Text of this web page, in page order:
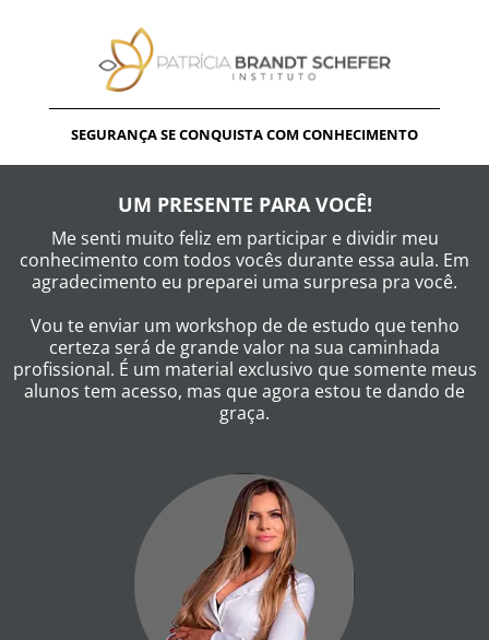
SEGURANÇA SE CONQUISTA COM CONHECIMENTO
UM PRESENTE PARA VOCÊ!
Me senti muito feliz em participar e dividir meu
conhecimento com todos vocês durante essa aula. Em
agradecimento eu preparei uma surpresa pra você.
Vou te enviar um workshop de de estudo que tenho
certeza será de grande valor na sua caminhada
profissional. É um material exclusivo que somente meus
alunos tem acesso, mas que agora estou te dando de
graça.